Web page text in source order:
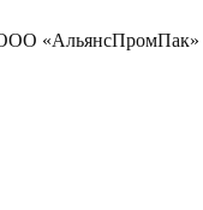
«АльянсПромПак» -